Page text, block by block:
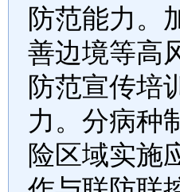
防范能力。
善边境等高
防范宣传培
力。分病种
险区域实施